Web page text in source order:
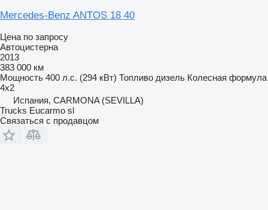
Mercedes-Benz ANTOS 18 40
Цена по запросу
Автоцистерна
2013
383 000 км
Мощность 400 л.с. (294 кВт) Топливо дизель Колесная формула
4x2
Испания, CARMONA (SEVILLA)
Trucks Eucarmo sl
Связаться с продавцом